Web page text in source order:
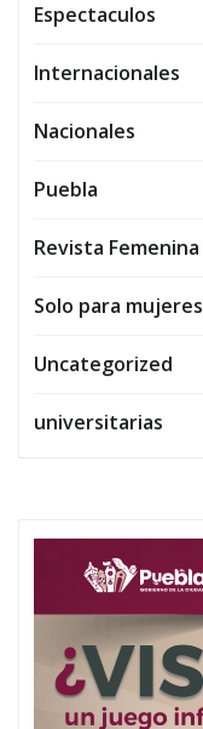
Espectaculos
Internacionales
Nacionales
Puebla
Revista Femenina
Solo para mujeres
Uncategorized
universitarias